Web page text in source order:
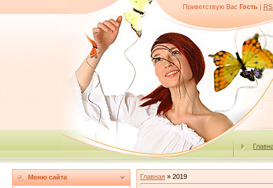
Приветствую Вас Гость |
Меню сайта Главная » 2019